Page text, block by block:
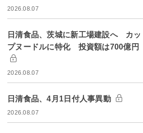
2026.08.07
日清食品、茨城に新工場建設へ カッ
プヌードルに特化 投資額は700億円
2026.08.07
日清食品、4月1日付人事異動
2026.08.07